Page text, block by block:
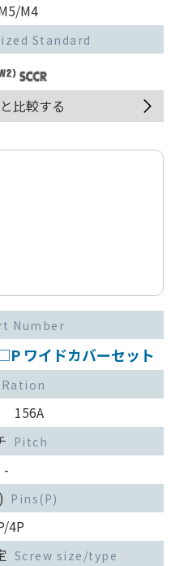
M4
Standard
比較する
Number
ワイドカバーセット
Ration
156A
Pitch
-
Pins(P)
4P
Screw size/type